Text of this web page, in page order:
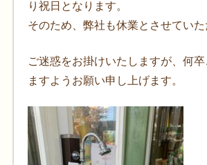
り祝日となります。
そのため、弊社も休業とさせていた
ご迷惑をお掛けいたしますが、何
ますようお願い申し上げます。